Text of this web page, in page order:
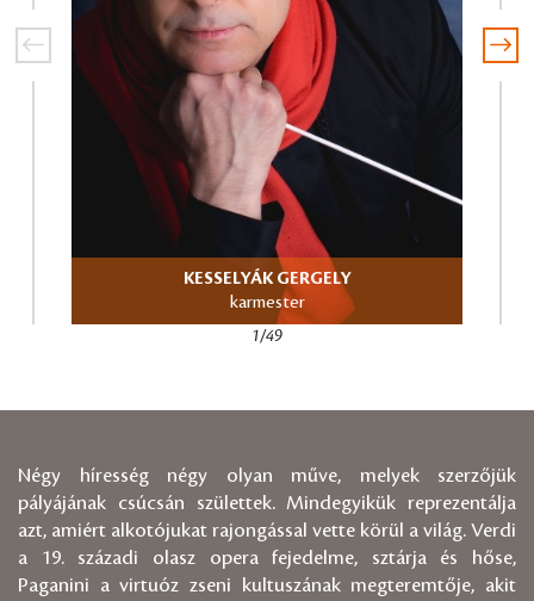
KESSELYÁK GERGELY
karmester
1/49
Négy híresség négy olyan műve, melyek szerzőjük
pályájának csúcsán születtek. Mindegyikük reprezentálja
azt, amiért alkotójukat rajongással vette körül a világ. Verdi
a 19. századi olasz opera fejedelme, sztárja és hőse,
Paganini a virtuóz zseni kultuszának megteremtője, akit